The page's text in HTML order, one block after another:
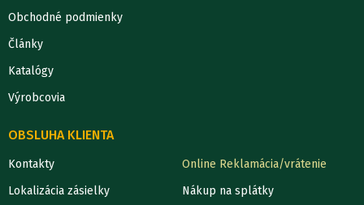
Obchodné podmienky
Články
Katalógy
Výrobcovia
OBSLUHA KLIENTA
Kontakty
Lokalizácia zásielky
Online Reklamácia/vrátenie
Nákup na splátky